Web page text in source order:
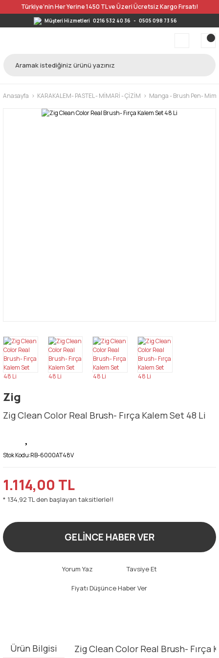
Türkiye’nin Her Yerine 1450 TL ve Üzeri Ücretsiz Kargo Fırsatı!
Müşteri Hizmetleri 0216 532 40 36 - 0505 098 73 56
Anasayfa KARAKALEM- PASTEL - MİMARİ - ÇİZİM Manga - Brush Pen-
Zig
Zig Clean Color Real Brush- Fırça Kalem Set 48 Li
Stok Kodu:RB-6000AT48V
1.114,00 TL
* 134,92 TL den başlayan taksitlerle!!
GELİNCE HABER VER
Yorum Yaz Tavsiye Et
Fiyatı Düşünce Haber Ver
Ürün Bilgisi Zig Clean Color Real Brush- Fırça